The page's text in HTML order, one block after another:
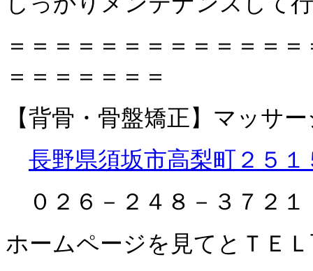
＝＝＝＝＝＝＝＝＝＝＝＝
＝＝＝＝＝＝＝
【背骨・骨盤矯正】マッサ
長野県須坂市高梨町２５
０２６－２４８－３７２１
ホームページを見てとＴＥ